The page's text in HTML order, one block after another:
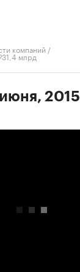
компаний /
млрд
2015